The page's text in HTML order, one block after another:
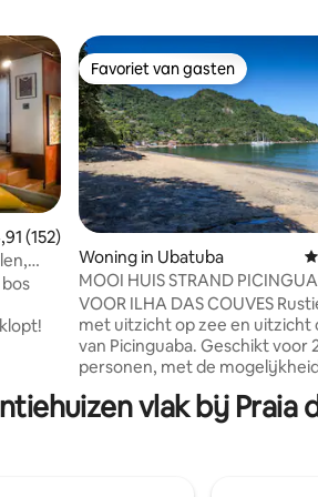
beoordeling van 4,91 op 5, 152
(152)
Favoriet van gasten
Favoriet van gasten
Woning in Ubatuba
MOOI HUIS STRAND
UBATUBA MET UITZICHT OP
VOOR ILHA DAS COUVES
met uitzicht op zee en uitzicht
van Picinguaba. Geschikt voor
personen, met de
GLASVEZELINTERNET Werkruimte
woonkamer, slaapkamer,
vlak bij Praia